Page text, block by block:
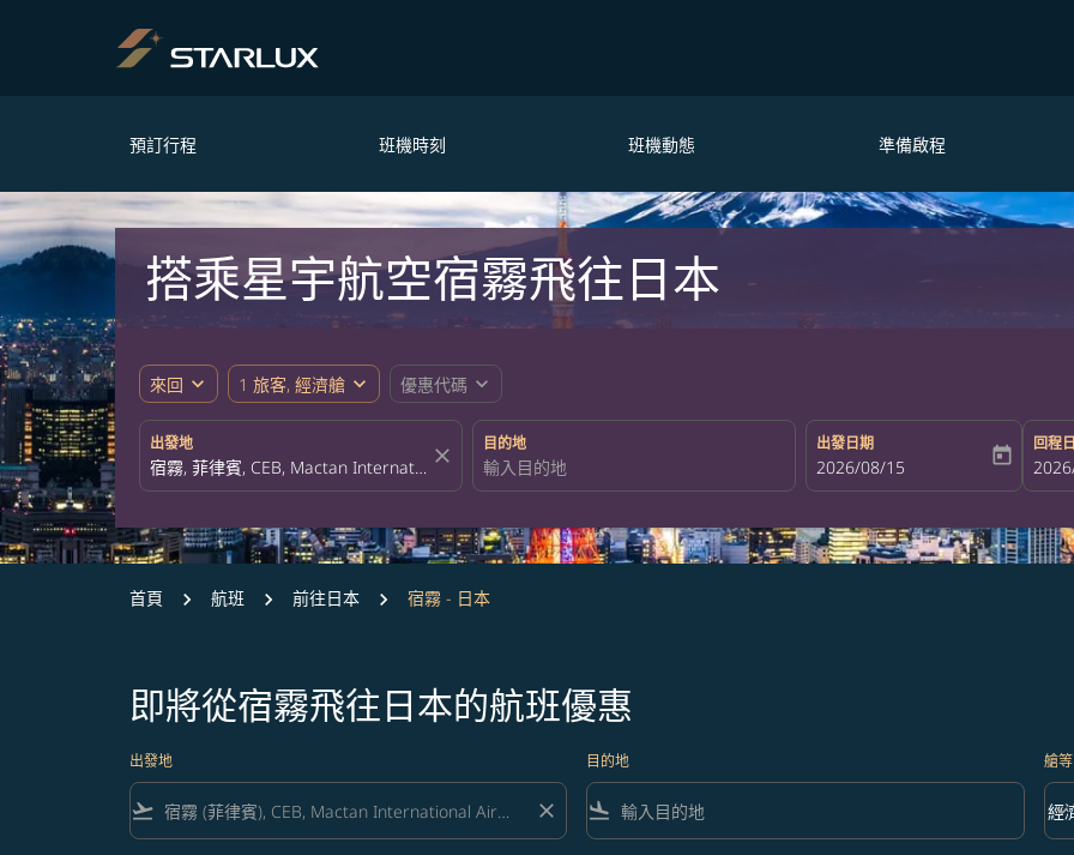
預訂行程 班機時刻 班機動態 準備啟程
搭乘星宇航空宿霧飛往日本
來回 expand_more 1 旅客, 經濟艙 expand_more 優惠代碼 expand_more
出發地
close
目的地 出發日期
fc-booking-departure-date-aria-
2026/08/15 today
回程
fc-
首頁 航班 前往日本 宿霧 - 日本
即將從宿霧飛往日本的航班優惠
出發地
flight_takeoff close
目的地
flight_land
艙等
艙
經
keyboard_arrow_down